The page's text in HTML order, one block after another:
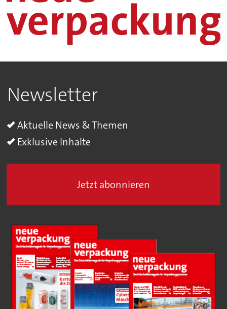
Newsletter
Aktuelle News & Themen
Exklusive Inhalte
Jetzt abonnieren